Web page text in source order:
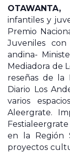
OTAWANTA,
infantiles y
Premio
Juveniles
andina-
Mediadora de
reseñas de
Diario Los
varios
Aleergrate.
en la Región
proyectos